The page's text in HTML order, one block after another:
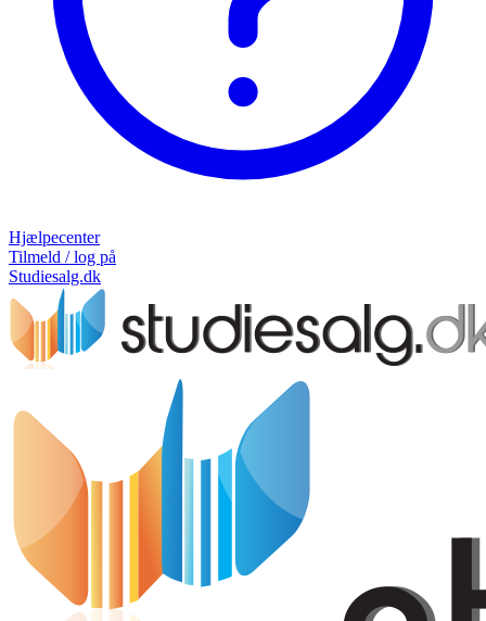
Hjælpecenter
Tilmeld / log på
Studiesalg.dk